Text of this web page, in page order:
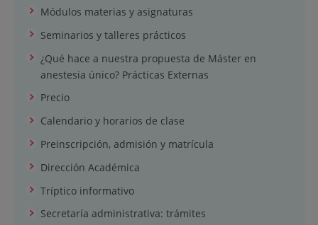
Módulos materias y asignaturas
Seminarios y talleres prácticos
¿Qué hace a nuestra propuesta de Máster en
anestesia único? Prácticas Externas
Precio
Calendario y horarios de clase
Preinscripción, admisión y matrícula
Dirección Académica
Tríptico informativo
Secretaría administrativa: trámites